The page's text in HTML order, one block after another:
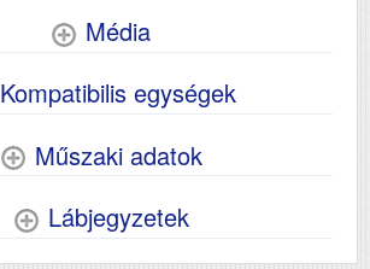
Média
Kompatibilis egységek
Műszaki adatok
Lábjegyzetek